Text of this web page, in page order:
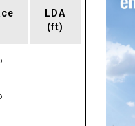
LDA
(ft)